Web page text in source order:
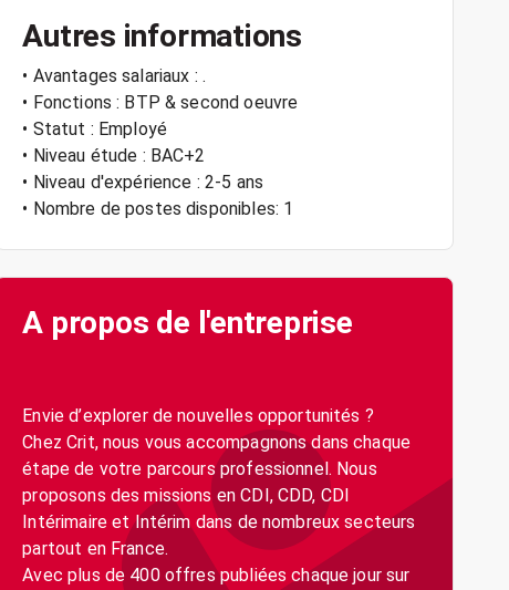
Autres informations
• Avantages salariaux : .
• Fonctions : BTP & second oeuvre
• Statut : Employé
• Niveau étude : BAC+2
• Niveau d'expérience : 2-5 ans
• Nombre de postes disponibles: 1
A propos de l'entreprise
Envie d’explorer de nouvelles opportunités ?
Chez Crit, nous vous accompagnons dans chaque
étape de votre parcours professionnel. Nous
proposons des missions en CDI, CDD, CDI
Intérimaire et Intérim dans de nombreux secteurs
partout en France.
Avec plus de 400 offres publiées chaque jour sur